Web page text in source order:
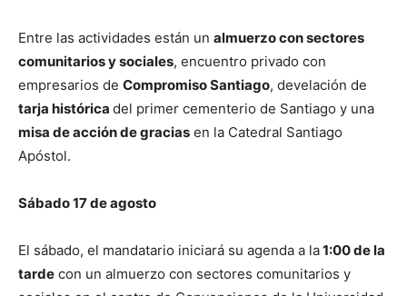
Entre las actividades están un almuerzo con sectores
comunitarios y sociales, encuentro privado con
empresarios de Compromiso Santiago, develación de
tarja histórica del primer cementerio de Santiago y una
misa de acción de gracias en la Catedral Santiago
Apóstol.
Sábado 17 de agosto
El sábado, el mandatario iniciará su agenda a la1:00 de la
tarde con un almuerzo con sectores comunitarios y